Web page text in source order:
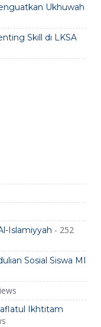
Ukhuwah
Skill di LKSA
Islamiyyah - 252
Sosial Siswa MI
Ikhtitam